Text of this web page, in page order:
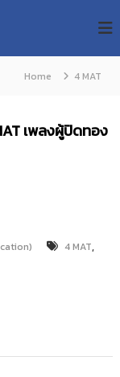
Home 4 MAT
เพลงผู้ปิดทอง
4 MAT,